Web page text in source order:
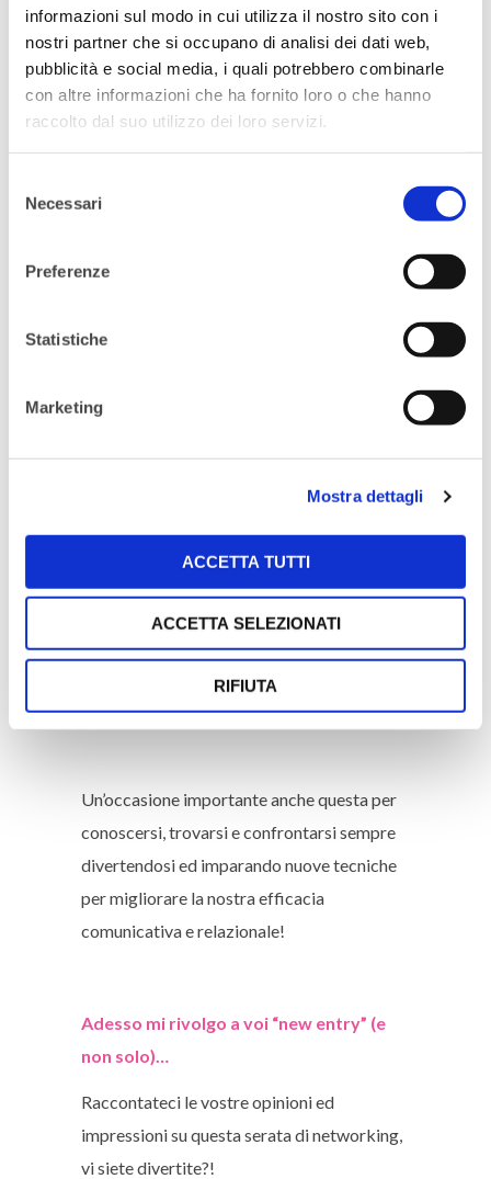
informazioni sul modo in cui utilizza il nostro sito con i
nostri partner che si occupano di analisi dei dati web,
pubblicità e social media, i quali potrebbero combinarle
con altre informazioni che ha fornito loro o che hanno
raccolto dal suo utilizzo dei loro servizi.
delNecessari
Preferenze
Statistiche
Marketing
Mostra dettagli
ACCETTA TUTTI
ACCETTA SELEZIONATI
RIFIUTA
però esagerare con la distribuzione!
PRENDETE APPUNTI: prestate
attenzione al vostro interlocutore e
rafforzatutte le relazioni prima di averne
questo strumento curando la tua identità
social, selezionando cosa dire, limitando
l’auto-promozione, condividendo le
informazioni ed essendo sempre attiva
nell’organizzazione dell’evento!
Un’occasione importante anche questa per
conoscersi, trovarsi e confrontarsi sempre
divertendosi ed imparando nuove tecniche
per migliorare la nostra efficacia
comunicativa e relazionale!
Adesso mi rivolgo a voi “new entry” (e
non solo)…
Raccontateci le vostre opinioni ed
impressioni su questa serata di networking,
vi siete divertite?!